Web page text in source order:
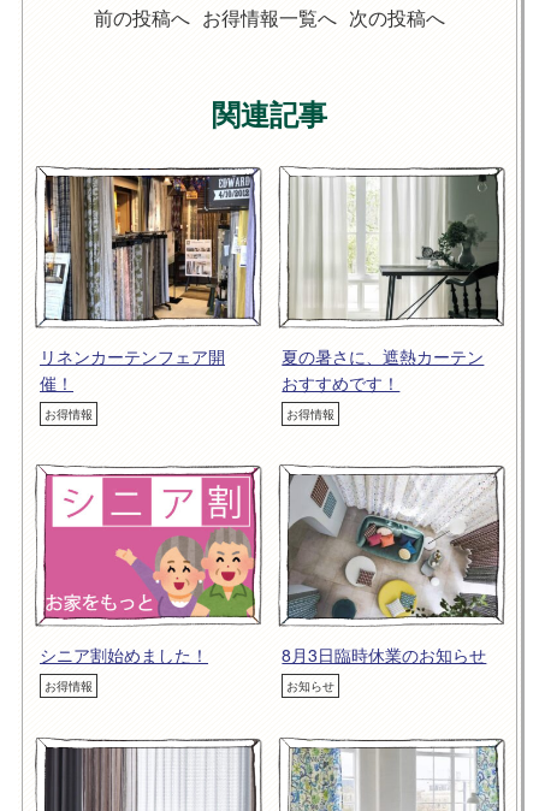
前の投稿へ お得情報一覧へ 次の投稿へ
関連記事
リネンカーテンフェア開
催！
お得情報
夏の暑さに、遮熱カーテン
おすすめです！
お得情報
シニア割始めました！
お得情報
8月3日臨時休業のお知らせ
お知らせ